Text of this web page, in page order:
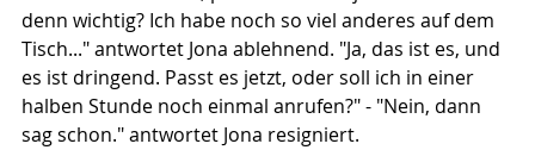
denn wichtig? Ich habe noch so viel anderes auf dem
Tisch..." antwortet Jona ablehnend. "Ja, das ist es, und
es ist dringend. Passt es jetzt, oder soll ich in einer
halben Stunde noch einmal anrufen?" - "Nein, dann
sag schon." antwortet Jona resigniert.